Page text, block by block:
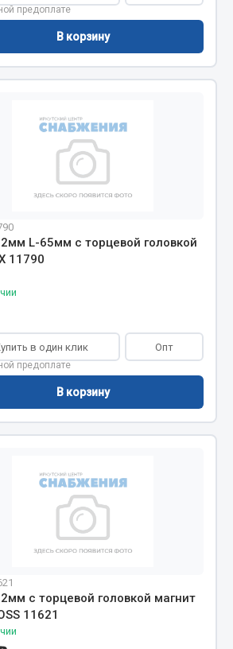
предоплате
В корзину
L-65мм с торцевой головкой
11790
в один клик Опт
предоплате
В корзину
с торцевой головкой магнит
11621